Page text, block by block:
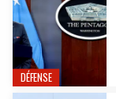
DÉFENSE